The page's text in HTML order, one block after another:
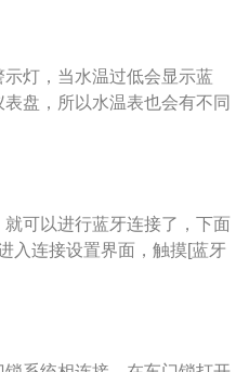
车车速小于本车巡航目标车
图标，实际车速可能小于设
图示1）拨拨杆开关并保持不
时，车速将增加到设置速
驶较慢的车辆在预选跟车间
适应巡航暂停： 当自适应巡
位置（图示3），自适应巡航
情况下，自适应巡航控制可
驶员解开安全带。 5.长时间
。 7.拉起EPB开关。 8.传感
位置大约20～30厘米处时，
机盖。在关闭发动机盖后，
。若未完全锁止，请重新打
动机舱如下图： 1机油加油口
） 4冷却液储液罐（黑盖） 5
液罐（黑盖） 5洗涤液储液
灯，当水温过低会显示蓝
盘，所以水温表也会有不同
温表，如下图所示： 在组合
表盘中：发动机冷却液温度
如下图所示。 水温表的数值
好也不是越高越好，正常温
起步最好。水温表温度过高
泵故障和叶轮损坏。如果冷
可以进行蓝牙连接了，下面
入连接设置界面，触摸[蓝牙
系统显示蓝牙地址和设备名
。若配对失败，请重复上述
表中。触摸列表按键（上图